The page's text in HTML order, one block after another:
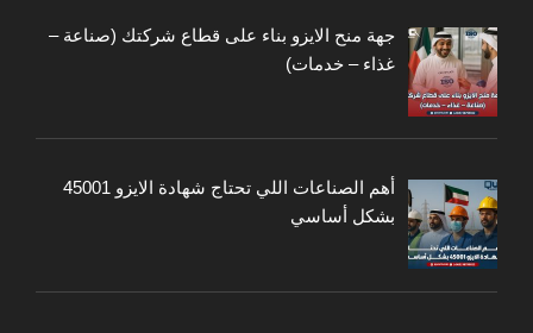
جهة منح الايزو بناء على قطاع شركتك (صناعة –
غذاء – خدمات)
أهم الصناعات اللي تحتاج شهادة الايزو 45001
بشكل أساسي